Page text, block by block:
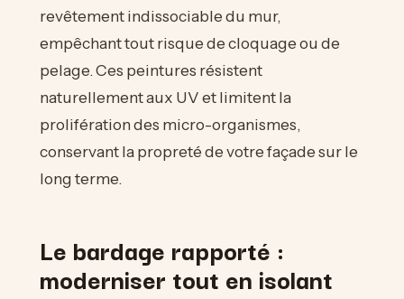
revêtement indissociable du mur,
empêchant tout risque de cloquage ou de
pelage. Ces peintures résistent
naturellement aux UV et limitent la
prolifération des micro-organismes,
conservant la propreté de votre façade sur le
long terme.
Le bardage rapporté :
moderniser tout en isolant